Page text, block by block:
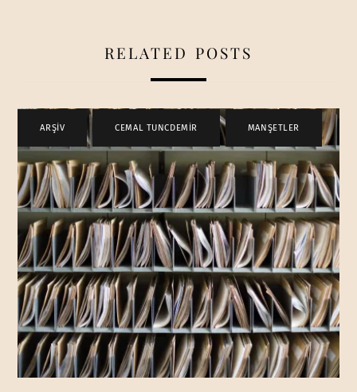
RELATED POSTS
ARŞİV CEMAL TUNCDEMİR , MANŞETLER